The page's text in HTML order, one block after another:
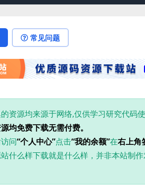
常见问题
资源均来源于网络,仅供学习研究代码
均免费下载无需付费。
问“个人中心”点击“我的余额”在右上角
什么样下载就是什么样，并非本站制